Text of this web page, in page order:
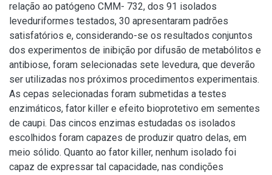
relação ao patógeno CMM- 732, dos 91 isolados
leveduriformes testados, 30 apresentaram padrões
satisfatórios e, considerando-se os resultados conjuntos
dos experimentos de inibição por difusão de metabólitos e
antibiose, foram selecionadas sete levedura, que deverão
ser utilizadas nos próximos procedimentos experimentais.
As cepas selecionadas foram submetidas a testes
enzimáticos, fator killer e efeito bioprotetivo em sementes
de caupi. Das cincos enzimas estudadas os isolados
escolhidos foram capazes de produzir quatro delas, em
meio sólido. Quanto ao fator killer, nenhum isolado foi
capaz de expressar tal capacidade, nas condições